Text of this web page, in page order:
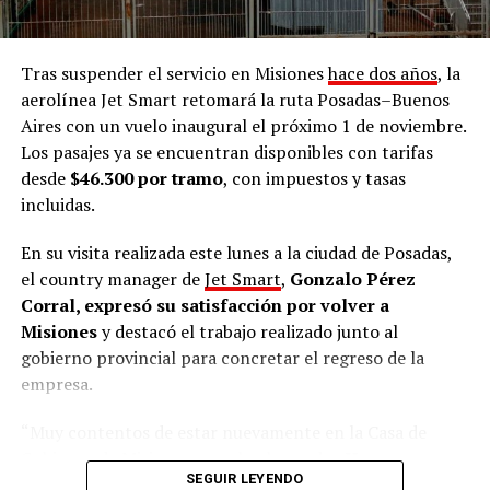
Queremos que el Estado acompañe y que no haya
respeto por nuestro pueblo y soberanía”, enfatizó.
Puente Quemado II
Seguidamente,refirió aldesalojoque sufrió la
comunidad mbya Puente Quemado II el 28 de julio
Senay que -a 48 horas de su aplicación- fue suspendido
por la Fiscalía de Instrucción de Puerto Rico,
encabezada porHéctor Simón.
“Esta unidad es indispensablemente importantísima y
me siento orgulloso de ser parte. Somos nosotros los
nuestra tierra que tanto queremos. Nuestros ancestros
Tras suspender el servicio en Misioneshace dos años, la
aerolínea Jet Smart retomará la ruta Posadas–Buenos
Aires con un vuelo inaugural el próximo 1 de noviembre.
Los pasajes ya se encuentran disponibles con tarifas
desde $46.300 por tramo, con impuestos y tasas
incluidas.
En su visita realizada este lunes a la ciudad de Posadas,
el country manager deJet Smart, Gonzalo Pérez
Corral, expresó su satisfacción por volver a
Misionesy destacó el trabajo realizado junto al
gobierno provincial para concretar el regreso de la
empresa.
Gobierno de Misiones con el gobernadorHugo
y el ministro de Turismo
SEGUIR LEYENDO